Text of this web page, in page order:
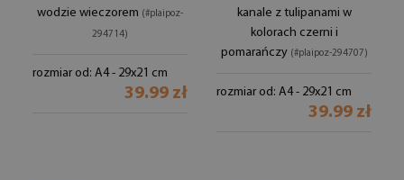
wodzie wieczorem (#plaipoz-
294714)
rozmiar od: A4 - 29x21 cm
39.99 zł
kanale z tulipanami w
kolorach czerni i
pomarańczy (#plaipoz-294707)
rozmiar od: A4 - 29x21 cm
39.99 zł